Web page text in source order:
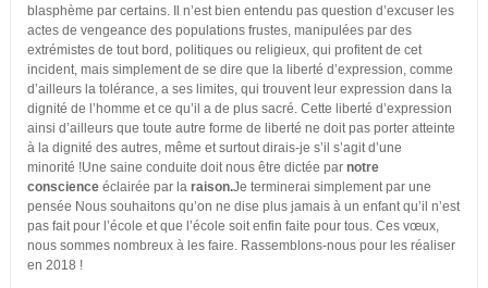
blasphème par certains. Il n’est bien entendu pas question d’excuser les
actes de vengeance des populations frustes, manipulées par des
extrémistes de tout bord, politiques ou religieux, qui profitent de cet
incident, mais simplement de se dire que la liberté d’expression, comme
d’ailleurs la tolérance, a ses limites, qui trouvent leur expression dans la
dignité de l’homme et ce qu’il a de plus sacré. Cette liberté d’expression
ainsi d’ailleurs que toute autre forme de liberté ne doit pas porter atteinte
à la dignité des autres, même et surtout dirais-je s’il s’agit d’une
minorité !Une saine conduite doit nous être dictée par notre
conscienceéclairée par la raison.Je terminerai simplement par une
pensée Nous souhaitons qu’on ne dise plus jamais à un enfant qu’il n’est
pas fait pour l’école et que l’école soit enfin faite pour tous. Ces vœux,
nous sommes nombreux à les faire. Rassemblons-nous pour les réaliser
en 2018 !